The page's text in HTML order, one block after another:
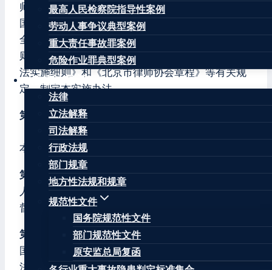
最高人民检察院指导性案例
劳动人事争议典型案例
重大责任事故罪案例
危险作业罪典型案例
法律法规
法律
立法解释
司法解释
行政法规
部门规章
地方性法规和规章
规范性文件
国务院规范性文件
部门规范性文件
原安监总局复函
师队伍培养、输送合格人才，根据《中华人民共和
国律师法》、司法部《律师执业管理办法》、中华
全国律师协会《申请律师执业人员实习管理规
则》，以及北京市司法局《北京市律师执业管理办
法实施细则》和《北京市律师协会章程》等有关规
定，制定本实施办法。
第二条为申请律师执业依法需要参加实习的人员
（以下简称“实习人员”），其实习活动的管理适用
本实施办法。
第三条北京市律师协会负责组织管理申请律师执业
人员的实习活动，接受北京市司法局的指导和监
督。
第四条
北京市律师协会应当坚持以习近平新时代中
国特色社会主义思想为指导，深入学习贯彻习近平
法治思想，根据律师是中国特色社会主义法治工作